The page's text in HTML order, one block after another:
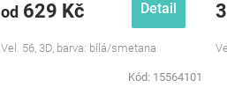
od 629 Kč Detail
Vel. 56, 3D, barva: bílá/smetana
Kód: 15564101